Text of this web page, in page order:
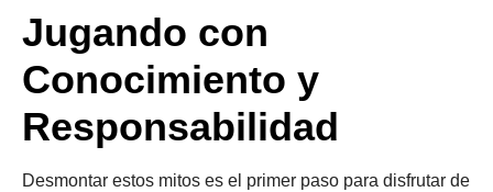
Jugando con
Conocimiento y
Responsabilidad
Desmontar estos mitos es el primer paso para disfrutar de